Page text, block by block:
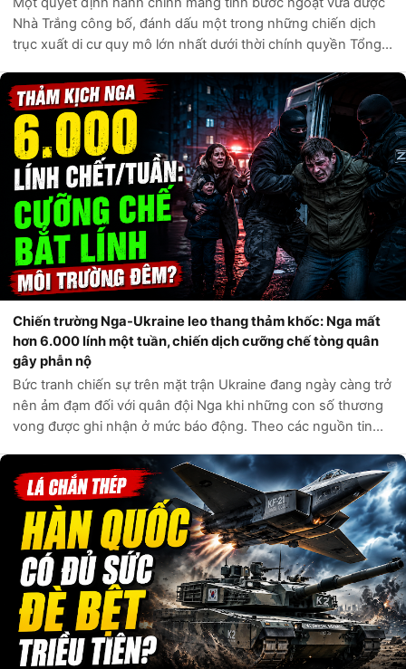
Nhà Trắng công bố, đánh dấu một trong những chiến dịch
trục xuất di cư quy mô lớn nhất dưới thời chính quyền Tổng
An ninh Nội địa Hoa Kỳ,...
Chiến trường Nga-Ukraine leo thang thảm khốc: Nga mất
hơn 6.000 lính một tuần, chiến dịch cưỡng chế tòng quân
gây phẫn nộ
Bức tranh chiến sự trên mặt trận Ukraine đang ngày càng trở
nên ảm đạm đối với quân đội Nga khi những con số thương
vong được ghi nhận ở mức báo động. Theo các nguồn tin
vòng một tuần qua, q...